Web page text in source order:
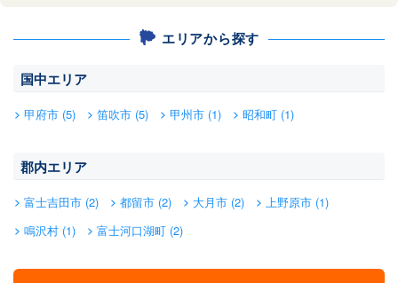
エリアから探す
国中エリア
甲府市 (5) 笛吹市 (5) 甲州市 (1) 昭和町 (1)
郡内エリア
富士吉田市 (2) 都留市 (2) 大月市 (2)
上野原市 (1)
鳴沢村 (1)
富士河口湖町 (2)